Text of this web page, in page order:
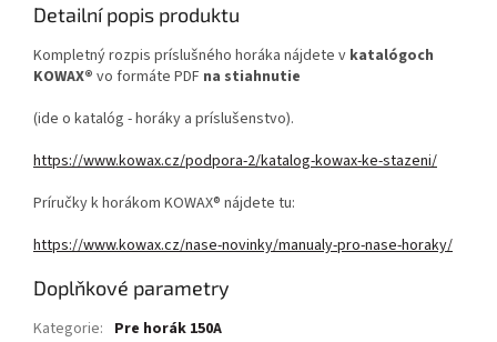
Detailní popis produktu
Kompletný rozpis príslušného horáka nájdete v katalógoch
KOWAX® vo formáte PDF na stiahnutie
(ide o katalóg - horáky a príslušenstvo).
https://www.kowax.cz/podpora-2/katalog-kowax-ke-stazeni/
Príručky k horákom KOWAX® nájdete tu:
https://www.kowax.cz/nase-novinky/manualy-pro-nase-horaky/
Doplňkové parametry
Kategorie: Pre horák 150A